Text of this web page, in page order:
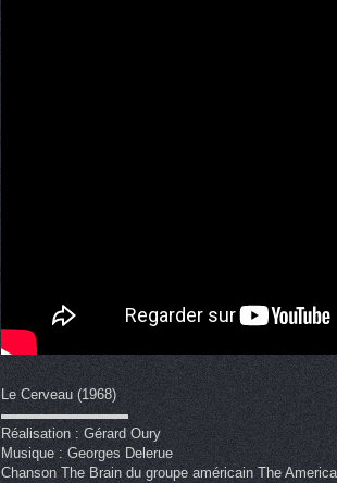
Le Cerveau (1968)
▬▬▬▬▬▬▬▬▬
Réalisation : Gérard Oury
Musique : Georges Delerue
Chanson The Brain du groupe américain The